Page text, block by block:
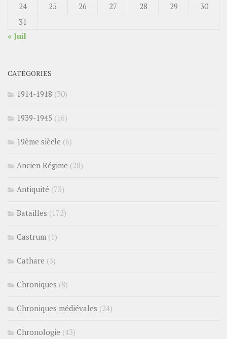
24
25 26 27 28 29
30
31
« Juil
CATÉGORIES
1914-1918 (30)
1939-1945 (16)
19ème siècle (6)
Ancien Régime (28)
Antiquité (73)
Batailles (172)
Castrum (1)
Cathare (3)
Chroniques (8)
Chroniques médiévales (24)
Chronologie (43)